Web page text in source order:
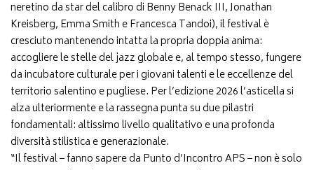
neretino da star del calibro di Benny Benack III, Jonathan
Kreisberg, Emma Smith e Francesca Tandoi), il festival è
cresciuto mantenendo intatta la propria doppia anima:
accogliere le stelle del jazz globale e, al tempo stesso, fungere
da incubatore culturale per i giovani talenti e le eccellenze del
territorio salentino e pugliese. Per l’edizione 2026 l’asticella si
alza ulteriormente e la rassegna punta su due pilastri
fondamentali: altissimo livello qualitativo e una profonda
diversità stilistica e generazionale.
“Il festival – fanno sapere da Punto d’Incontro APS – non è solo